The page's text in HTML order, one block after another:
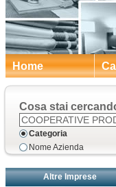
Home
Cosa stai
Categoria
Nome Azienda
Altre Imprese